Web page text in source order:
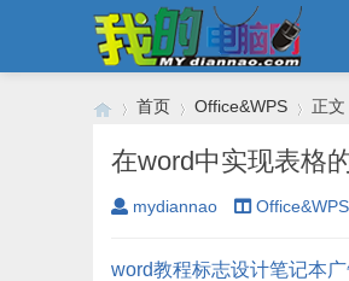
›
首页
›
Office&WPS
›
正文
在word中实现表格
mydiannao Office&WPS
word教程标志设计笔记本